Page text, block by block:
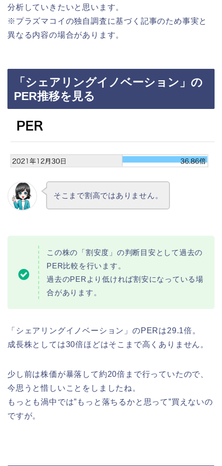
分析していきたいと思います。
※プラズマコイの独自調査に基づく記事のため事実と
異なる内容の場合があります。
「シェアリングイノベーション」の
PER推移を見る
そこまで割高ではありません。
この株の「割安度」の判断目安として過去の
PER比較を行います。
過去のPERより低ければ割安になっている場
合があります。
「シェアリングイノベーション」のPERは29.1倍。
成長株としては30倍ほどはそこまで高くありません。
少し前は株価が暴落して約20倍まで行っていたので、
今思うと惜しいことをしましたね。
もっとも渦中では”もっと落ちるかと思って”買えないの
ですが。